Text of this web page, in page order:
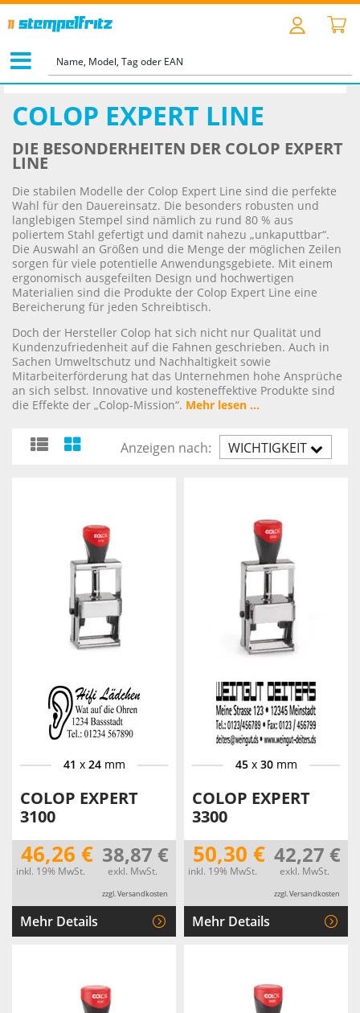
>
COLOP EXPERT LINE
COLOP EXPERT LINE
DIE BESONDERHEITEN DER COLOP EXPERT
LINE
Die stabilen Modelle der Colop Expert Line sind die perfekte
Wahl für den Dauereinsatz. Die besonders robusten und
langlebigen Stempel sind nämlich zu rund 80 % aus
poliertem Stahl gefertigt und damit nahezu „unkaputtbar“.
Die Auswahl an Größen und die Menge der möglichen Zeilen
sorgen für viele potentielle Anwendungsgebiete. Mit einem
ergonomisch ausgefeilten Design und hochwertigen
Materialien sind die Produkte der Colop Expert Line eine
Bereicherung für jeden Schreibtisch.
Doch der Hersteller Colop hat sich nicht nur Qualität und
Kundenzufriedenheit auf die Fahnen geschrieben. Auch in
Sachen Umweltschutz und Nachhaltigkeit sowie
Mitarbeiterförderung hat das Unternehmen hohe Ansprüche
an sich selbst. Innovative und kosteneffektive Produkte sind
die Effekte der „Colop-Mission“. Mehr lesen ...
WICHTIGKEIT
Anzeigen nach:
41 x 24mm
COLOP EXPERT
3100
46,26 €
inkl. 19% MwSt.
38,87 €
exkl. MwSt.
zzgl. Versandkosten
Mehr Details
45x 30mm
COLOP EXPERT
3300
50,30 €
inkl. 19% MwSt.
42,27 €
exkl. MwSt.
zzgl. Versandkosten
Mehr Details